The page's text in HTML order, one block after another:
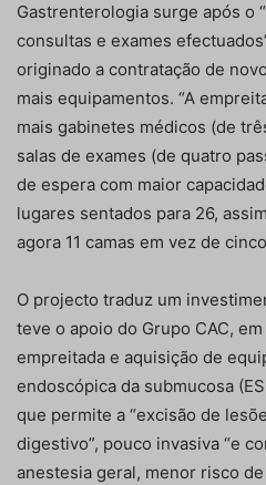
Gastrenterologia surge após o
consultas e exames
originado a contratação de
mais equipamentos. “A
mais gabinetes médicos (de
salas de exames (de quatro
de espera com maior
lugares sentados para 26,
agora 11 camas em vez de
O projecto traduz um
teve o apoio do Grupo CAC,
empreitada e aquisição de
endoscópica da submucosa
que permite a “excisão de
digestivo”, pouco invasiva “e
anestesia geral, menor risco